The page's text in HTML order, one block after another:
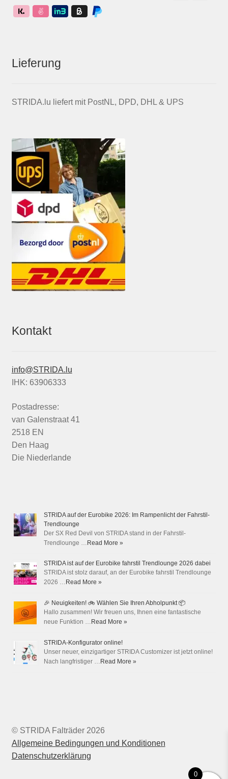
Lieferung
STRIDA.lu liefert mit PostNL, DPD, DHL & UPS
Kontakt
info@STRIDA.lu
IHK: 63906333
Postadresse:
van Galenstraat 41
2518 EN
Den Haag
Die Niederlande
STRIDA auf der Eurobike 2026: Im Rampenlicht der Fahrstil-
Trendlounge
Der SX Red Devil von STRIDA stand in der Fahrstil-
Trendlounge …Read More »
STRIDA ist auf der Eurobike fahrstil Trendlounge 2026 dabei
STRIDA ist stolz darauf, an der Eurobike fahrstil Trendlounge
2026 …Read More »
🎉 Neuigkeiten! 🚲 Wählen Sie Ihren Abholpunkt 📦
Hallo zusammen! Wir freuen uns, Ihnen eine fantastische
neue Funktion …Read More »
STRIDA-Konfigurator online!
Unser neuer, einzigartiger STRIDA Customizer ist jetzt online!
Nach langfristiger …Read More »
© STRIDA Falträder 2026
Allgemeine Bedingungen und Konditionen
Datenschutzerklärung
0